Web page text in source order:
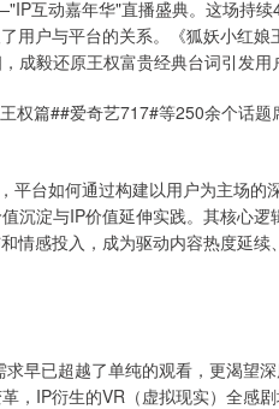
动嘉年华"直播盛典。这场持续
用户与平台的关系。《狐妖小红
成毅还原王权富贵经典台词引发用
篇##爱奇艺717#等250余个话题
台如何通过构建以用户为主场的
沉淀与IP价值延伸实践。其核心
情感投入，成为驱动内容热度延
已超越了单纯的观看，更渴望深
，IP衍生的VR（虚拟现实）全感